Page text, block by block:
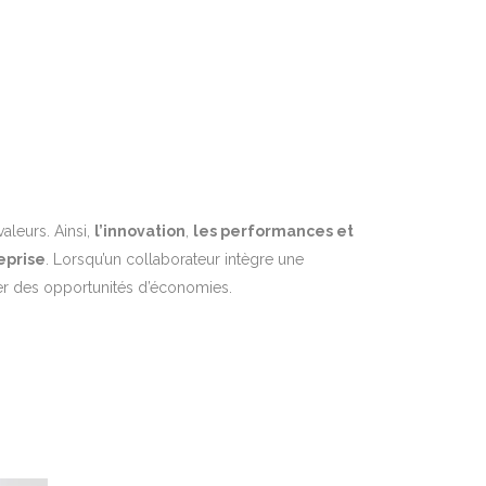
Ainsi, l’innovation
les performances et
. Lorsqu’un collaborateur intègre une
opportunités d’économies.